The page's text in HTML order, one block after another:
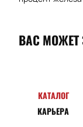
ВАС МОЖЕТ
КАТАЛОГ
КАРЬЕРА